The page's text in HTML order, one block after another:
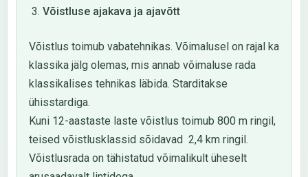
Võistluse ajakava ja ajavõtt
Võistlus toimub vabatehnikas. Võimalusel on rajal ka
klassika jälg olemas, mis annab võimaluse rada
klassikalises tehnikas läbida. Starditakse
ühisstardiga.
Kuni 12-aastaste laste võistlus toimub 800 m ringil,
teised võistlusklassid sõidavad 2,4 km ringil.
Võistlusrada on tähistatud võimalikult üheselt